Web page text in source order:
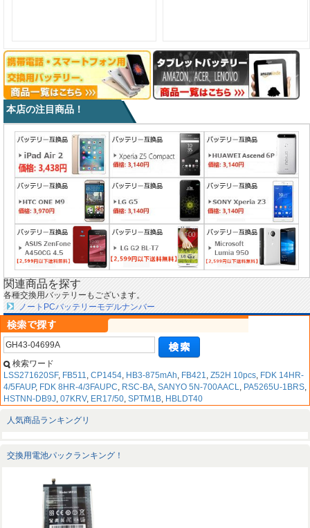
本店の注目商品！
関連商品を探す
各種交換用バッテリーもございます。
ノートPCバッテリーモデルナンバー
検索ワード
LSS271620SF, FB511, CP1454, HB3-875mAh, FB421, Z52H 10pcs, FDK 14HR-
4/5FAUP, FDK 8HR-4/3FAUPC, RSC-BA, SANYO 5N-700AACL, PA5265U-1BRS,
HSTNN-DB9J, 07KRV, ER17/50, SPTM1B, HBLDT40
人気商品ランキングリ
交換用電池パックランキング！